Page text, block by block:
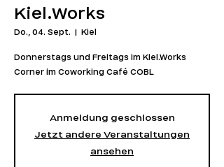
Kiel.Works
Do., 04. Sept.
  |
Kiel
Donnerstags und Freitags im Kiel.Works
Corner im Coworking Café COBL
Anmeldung geschlossen
Jetzt andere Veranstaltungen
ansehen